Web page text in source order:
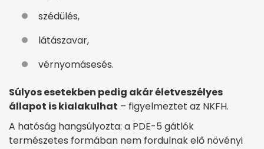
szédülés,
látászavar,
vérnyomásesés.
Súlyos esetekben pedig akár életveszélyes
állapot is kialakulhat – figyelmeztet az NKFH.
A hatóság hangsúlyozta: a PDE-5 gátlók
természetes formában nem fordulnak elő növényi